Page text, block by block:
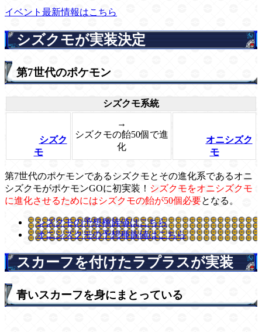
イベント最新情報はこちら
シズクモが実装決定
第7世代のポケモン
シズクモ系統
シズク
モ
→
シズクモの飴50個で進
化
オニシズク
モ
第7世代のポケモンであるシズクモとその進化系であるオニ
シズクモがポケモンGOに初実装！ シズクモをオニシズクモ
に進化させるためにはシズクモの飴が50個必要となる。
シズクモの予想種族値はこちら
オニシズクモの予想種族値はこちら
スカーフを付けたラプラスが実装
青いスカーフを身にまとっている